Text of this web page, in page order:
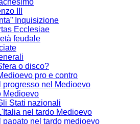
III
Inquisizione
Ecclesiae
feudale
o disco?
pro e contro
Il progresso nel Medioevo
Medioevo
Stati nazionali
nel tardo Medioevo
Il papato nel tardo medioevo